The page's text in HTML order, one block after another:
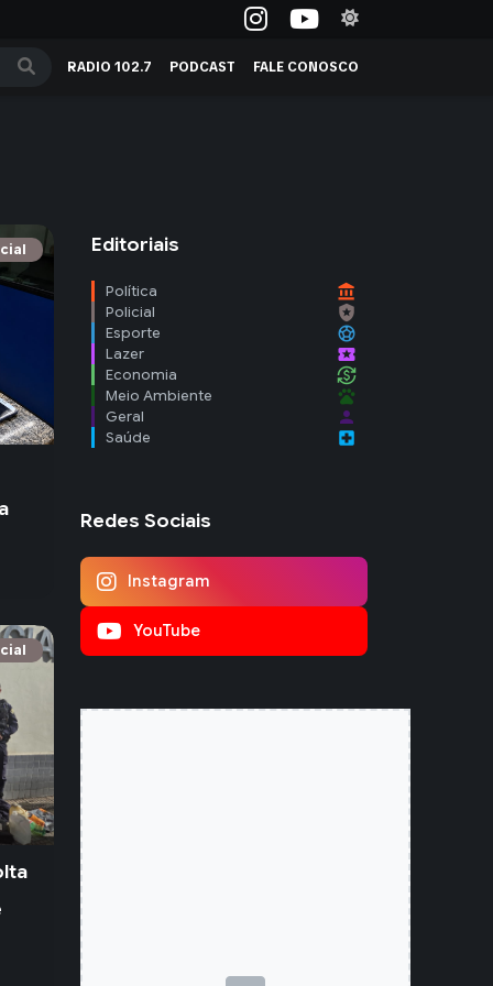
RADIO 102.7 PODCAST FALE CONOSCO
Editoriais
Política account_balance
Policial local_police
Esporte sports_soccer
Lazer local_activity
Economia currency_exchange
Meio Ambiente pets
Geral person
Saúde local_hospital
Redes Sociais
Instagram
YouTube